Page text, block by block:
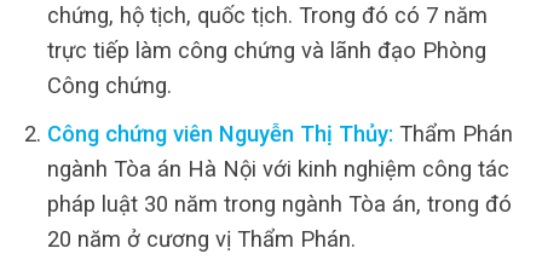
chứng, hộ tịch, quốc tịch. Trong đó có 7 năm
trực tiếp làm công chứng và lãnh đạo Phòng
Công chứng.
Công chứng viên Nguyễn Thị Thủy: Thẩm Phán
ngành Tòa án Hà Nội với kinh nghiệm công tác
pháp luật 30 năm trong ngành Tòa án, trong đó
20 năm ở cương vị Thẩm Phán.